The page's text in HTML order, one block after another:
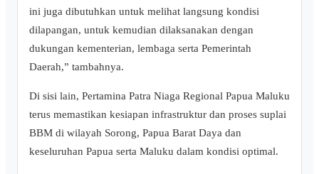
ini juga dibutuhkan untuk melihat langsung kondisi
dilapangan, untuk kemudian dilaksanakan dengan
dukungan kementerian, lembaga serta Pemerintah
Daerah,” tambahnya.
Di sisi lain, Pertamina Patra Niaga Regional Papua Maluku
terus memastikan kesiapan infrastruktur dan proses suplai
BBM di wilayah Sorong, Papua Barat Daya dan
keseluruhan Papua serta Maluku dalam kondisi optimal.